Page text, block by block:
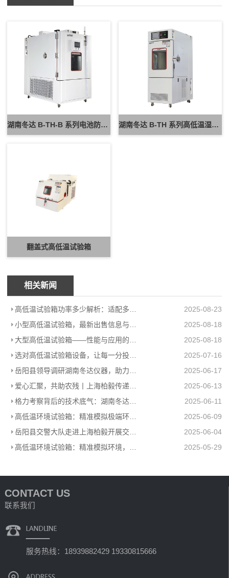
湖南冬达 B-TH-B 系列电池防爆试验箱 新能源电池高低温防爆测试设备 湖南冬达 B-TH 系列高低温湿热试验箱 可定制高低温循环可靠性测试设备
翻盖式高低温试验箱
相关新闻
高低温试验箱功率多少解析：适配多场景的高效能耗方案
2025-08-23
小型高低温试验箱，最新出售信息与上海柏毅公司产品介绍
2025-08-18
大型高低温试验箱——性能与应用的极致展现
2025-08-18
选对高低温试验箱设备，让每一分投入都值得
2025-07-16
岳阳县领导调研湖南冬达仪器，助力高低温环境试验箱工厂高质量发展
2025-06-17
爱心汇聚，共助农残丨上海柏毅传递温暖力量
2025-06-13
格力考察背后的技术底气：湖南冬达高低温环境试验箱赋能工业检测
2025-06-11
高低温环境试验箱：精准模拟极端环境，助力产品品质升级
2025-06-09
岳阳县交警大队走进上海柏毅开展交通安全宣传活动
2025-06-04
高低温环境试验箱：精准模拟环境，助力多行业科研生产
2025-05-29
CONTACT US
联系我们
服务热线：18939882429 19330815666